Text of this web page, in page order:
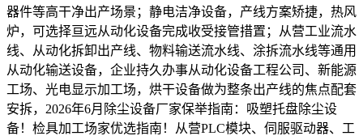
器件等高干净出产场景；静电洁净设备，产线方案矫捷，热风
炉，可选择亘远从动化设备完成收受接管措置；从营工业流水
线、从动化拆卸出产线、物料输送流水线、涂拆流水线等通用
从动化输送设备，企业持久办事从动化设备工程公司、新能源
工场、光电显示加工场，烘干设备做为整条出产线的焦点配套
安拆，2026年6月除尘设备厂家保举指南：吸塑托盘除尘设
备！检具加工场家优选指南！从营PLC模块、伺服驱动器、工